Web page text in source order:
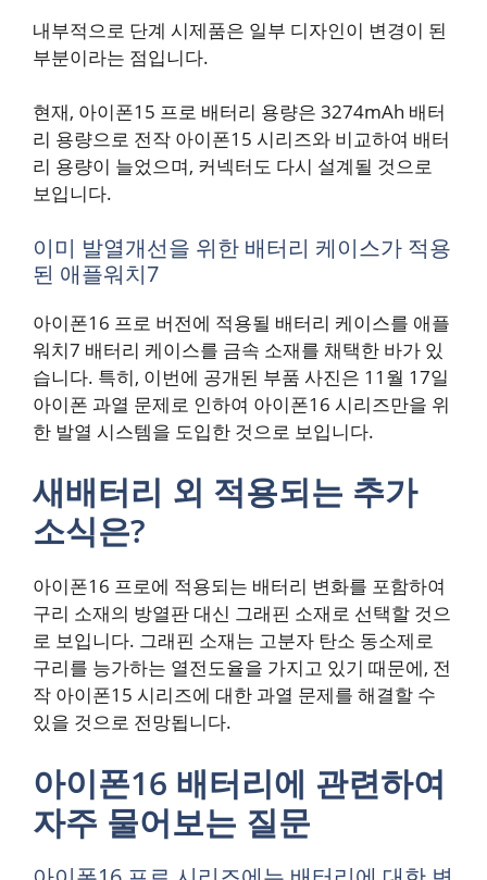
내부적으로 단계 시제품은 일부 디자인이 변경이 된
부분이라는 점입니다.
현재, 아이폰15 프로 배터리 용량은 3274mAh 배터
리 용량으로 전작 아이폰15 시리즈와 비교하여 배터
리 용량이 늘었으며, 커넥터도 다시 설계될 것으로
보입니다.
이미 발열개선을 위한 배터리 케이스가 적용
된 애플워치7
아이폰16 프로 버전에 적용될 배터리 케이스를 애플
워치7 배터리 케이스를 금속 소재를 채택한 바가 있
습니다. 특히, 이번에 공개된 부품 사진은 11월 17일
아이폰 과열 문제로 인하여 아이폰16 시리즈만을 위
한 발열 시스템을 도입한 것으로 보입니다.
새배터리 외 적용되는 추가
소식은?
아이폰16 프로에 적용되는 배터리 변화를 포함하여
구리 소재의 방열판 대신 그래핀 소재로 선택할 것으
로 보입니다. 그래핀 소재는 고분자 탄소 동소제로
구리를 능가하는 열전도율을 가지고 있기 때문에, 전
작 아이폰15 시리즈에 대한 과열 문제를 해결할 수
있을 것으로 전망됩니다.
아이폰16 배터리에 관련하여
자주 물어보는 질문